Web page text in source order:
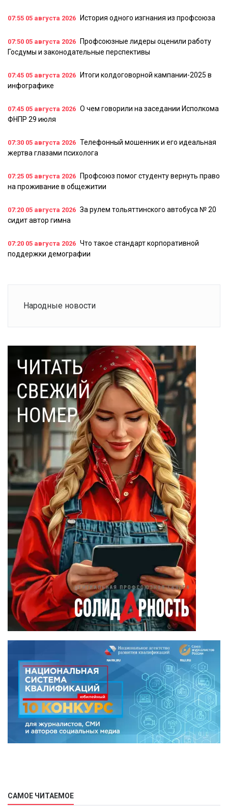
07:55 05 августа 2026 История одного изгнания из профсоюза
07:50 05 августа 2026
Профсоюзные лидеры оценили работу
Госдумы и законодательные перспективы
07:45 05 августа 2026
Итоги колдоговорной кампании-2025 в
инфографике
07:45 05 августа 2026 О чем говорили на заседании Исполкома
ФНПР 29 июля
07:30 05 августа 2026 Телефонный мошенник и его идеальная
жертва глазами психолога
07:25 05 августа 2026
Профсоюз помог студенту вернуть право
на проживание в общежитии
07:20 05 августа 2026 За рулем тольяттинского автобуса № 20
сидит автор гимна
07:20 05 августа 2026 Что такое стандарт корпоративной
поддержки демографии
Народные новости
САМОЕ ЧИТАЕМОЕ